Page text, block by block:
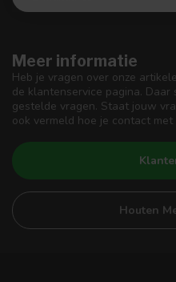
Meer informatie
Heb je vragen over onze
de klantenservice pagina.
gestelde vragen. Staat jouw
ook vermeld hoe je contact
Houten